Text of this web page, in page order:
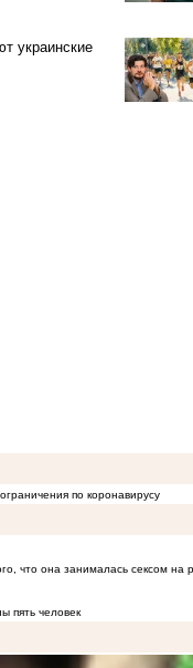
украинские
по коронавирусу
что она занималась сексом на
пять человек